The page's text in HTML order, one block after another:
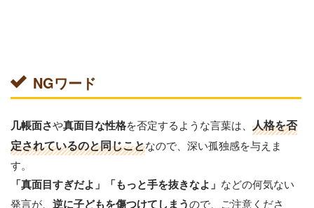
NGワード
几帳面さや真面目な性格を否定するような言葉は、 人格を否
定されているのと同じことなので、深い孤独感を与えま
す。
「真面目すぎだよ」「もっと手を抜きなよ」 などの何気ない
発言が、 逆に子どもを傷つけてしまうので、ご注意くださ